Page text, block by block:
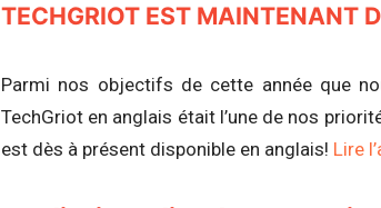
TECHGRIOT EST MAINTENANT
Parmi nos objectifs de cette année que
TechGriot en anglais était l’une de nos
est dès à présent disponible en anglais! Lire